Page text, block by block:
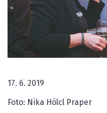
17. 6. 2019
Foto: Nika Hölcl Praper